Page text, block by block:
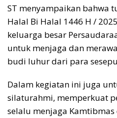
ST menyampaikan bahwa
Halal Bi Halal 1446 H /
keluarga besar
untuk menjaga dan
budi luhur dari para
Dalam kegiatan ini juga
silaturahmi, memperkuat
selalu menjaga